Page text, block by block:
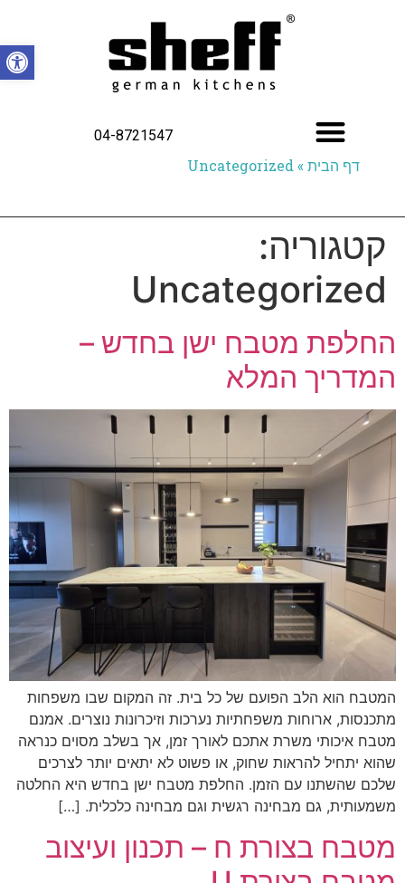
04-8721547
דף הבית »
Uncategorized
קטגוריה:
Uncategorized
החלפת מטבח ישן בחדש –
המדריך המלא
המטבח הוא הלב הפועם של כל בית. זה המקום שבו משפחות
מתכנסות, ארוחות משפחתיות נערכות וזיכרונות נוצרים. אמנם
מטבח איכותי משרת אתכם לאורך זמן, אך בשלב מסוים כנראה
שהוא יתחיל להראות שחוק, או פשוט לא יתאים יותר לצרכים
שלכם שהשתנו עם הזמן. החלפת מטבח ישן בחדש היא החלטה
משמעותית, גם מבחינה רגשית וגם מבחינה כלכלית. […]
מטבח בצורת ח – תכנון ועיצוב
פתח